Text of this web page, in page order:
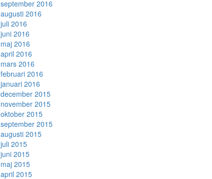
september 2016
augusti 2016
juli 2016
juni 2016
maj 2016
april 2016
mars 2016
februari 2016
januari 2016
december 2015
november 2015
oktober 2015
september 2015
augusti 2015
juli 2015
juni 2015
maj 2015
april 2015